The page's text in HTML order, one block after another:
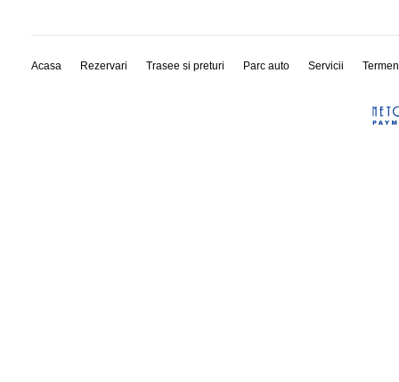
Acasa Rezervari Trasee si preturi Parc auto Servicii